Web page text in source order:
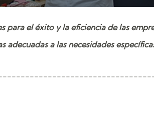
para el éxito y la eficiencia de las
a las necesidades